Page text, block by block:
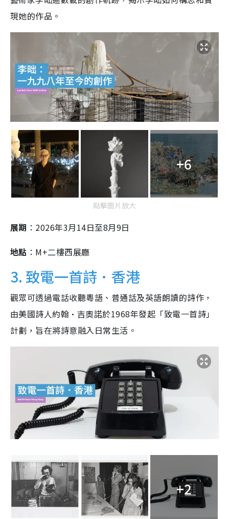
現她的作品。
+6
點擊圖片放大
展期 ：2026年3月14日至8月9日
地點 ：M+二樓西展廳
3. 致電一首詩．香港
觀眾可透過電話收聽粵語、普通話及英語朗讀的詩作，
由美國詩人約翰·吉奧諾於1968年發起「致電一首詩」
計劃，旨在將詩意融入日常生活。
+2